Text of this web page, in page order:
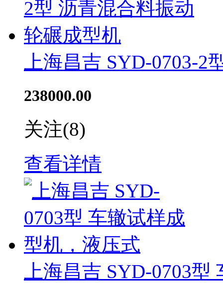
上海昌吉 SYD-0703-
238000.00
关注(8)
查看详情
上海昌吉 SYD-0703